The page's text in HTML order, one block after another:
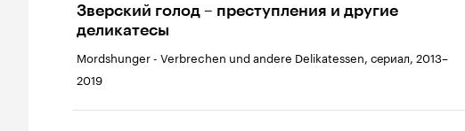
Зверский голод – преступления и другие
деликатесы
Mordshunger - Verbrechen und andere Delikatessen, сериал, 2013–
2019